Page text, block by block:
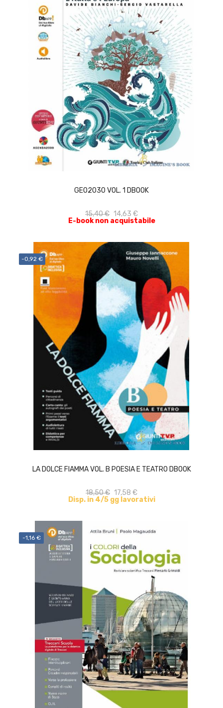
GEO2030 VOL. 1 DBOOK
15,40 € 14,63 €
E-book non acquistabile
ACQUISTA
-0,92 €
LA DOLCE FIAMMA VOL. B POESIA E TEATRO DBOOK
18,50 € 17,58 €
Disp. in 4/5 gg lavorativi
ACQUISTA
-1,16 €